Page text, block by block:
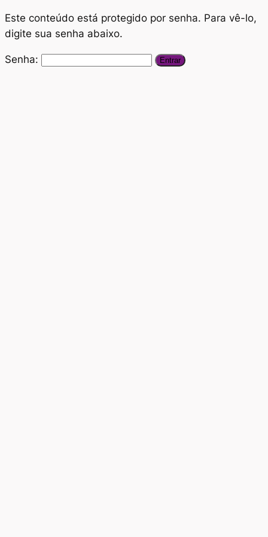
Este conteúdo está protegido por senha. Para vê-lo,
digite sua senha abaixo.
Senha: